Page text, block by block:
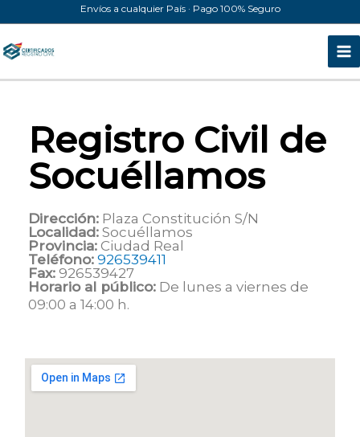
al
contenido
Envíos a cualquier País · Pago 100% Seguro
Registro Civil de
Socuéllamos
Dirección: Plaza Constitución S/N
Localidad: Socuéllamos
Provincia: Ciudad Real
Teléfono: 926539411
Fax: 926539427
Horario al público: De lunes a viernes de
09:00 a 14:00 h.